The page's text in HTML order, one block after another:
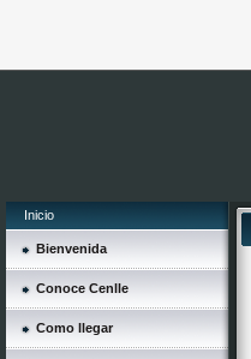
Inicio
Bienvenida
Conoce Cenlle
Como llegar